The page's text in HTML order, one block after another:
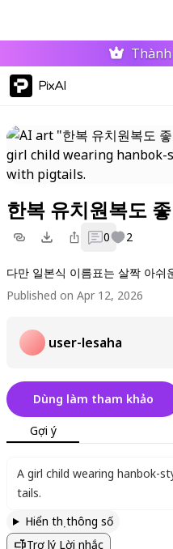
PixAI
한복 유치원복도
0 2
다만 일본식 이름표는 살짝 아쉬
Published on Apr 12, 2026
user-lesaha
Dùng làm tham khảo
Gợi ý
A girl child wearing hanbok-
tails.
Hiển thị thông số
Trợ lý Lời nhắc